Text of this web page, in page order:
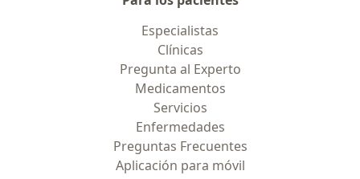
Especialistas
Clínicas
Pregunta al Experto
Medicamentos
Servicios
Enfermedades
Preguntas Frecuentes
Aplicación para móvil